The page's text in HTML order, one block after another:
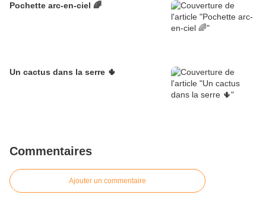
Pochette arc-en-ciel 🌈
Un cactus dans la serre 🌵
Commentaires
Ajouter un commentaire